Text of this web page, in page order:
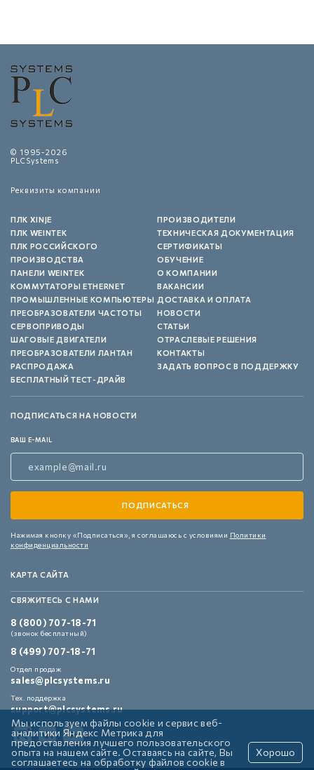
© 1995-2026
PLCSystems
Реквизиты компании
ПЛК XINJE
ПЛК WEINTEK
ПЛК РОССИЙСКОГО
ПРОИЗВОДСТВА
ПАНЕЛИ WEINTEK
КОММУТАТОРЫ ETHERNET
ПРОМЫШЛЕННЫЕ КОМПЬЮТЕРЫ
ПРЕОБРАЗОВАТЕЛИ ЧАСТОТЫ
СЕРВОПРИВОДЫ
ШАГОВЫЕ ДВИГАТЕЛИ
ПРЕОБРАЗОВАТЕЛИ ЛАНТАН
РАСПРОДАЖА
БЕСПЛАТНЫЙ ТЕСТ-ДРАЙВ
ПРОИЗВОДИТЕЛИ
ТЕХНИЧЕСКАЯ ДОКУМЕНТАЦИЯ
СЕРТИФИКАТЫ
ОБУЧЕНИЕ
О КОМПАНИИ
ВАКАНСИИ
ДОСТАВКА И ОПЛАТА
НОВОСТИ
СТАТЬИ
ОТРАСЛЕВЫЕ РЕШЕНИЯ
КОНТАКТЫ
ЗАДАТЬ ВОПРОС В ПОДДЕРЖКУ
ПОДПИСАТЬСЯ НА НОВОСТИ
ВАШ E-MAIL
Нажимая кнопку «Подписаться», я соглашаюсь с условиями Политики
конфиденциальности
КАРТА САЙТА
СВЯЖИТЕСЬ С НАМИ
8 (800) 707-18-71
(звонок бесплатный)
8 (499) 707-18-71
Отдел продаж
sales@plcsystems.ru
Тех. поддержка
support@plcsystems.ru
Мы используем файлы cookie и сервис веб-
аналитики Яндекс Метрика для
предоставления лучшего пользовательского
опыта на нашем сайте. Оставаясь на сайте, Вы
соглашаетесь на обработку файлов cookie в
Хорошо